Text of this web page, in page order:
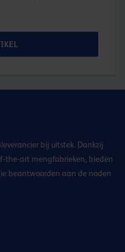
bij uitstek. Dankzij
the-art mengfabrieken, bieden
beantwoorden aan de noden